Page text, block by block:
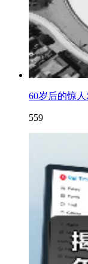
60岁后的惊
559